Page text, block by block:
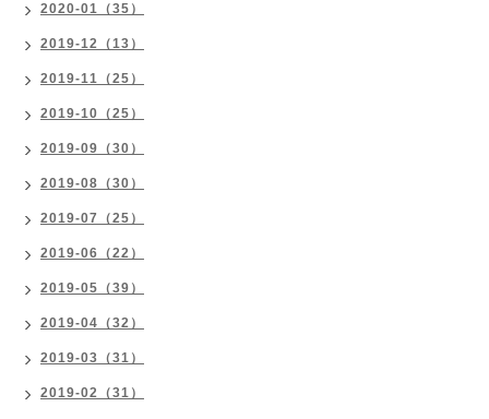
2020-01（35）
2019-12（13）
2019-11（25）
2019-10（25）
2019-09（30）
2019-08（30）
2019-07（25）
2019-06（22）
2019-05（39）
2019-04（32）
2019-03（31）
2019-02（31）